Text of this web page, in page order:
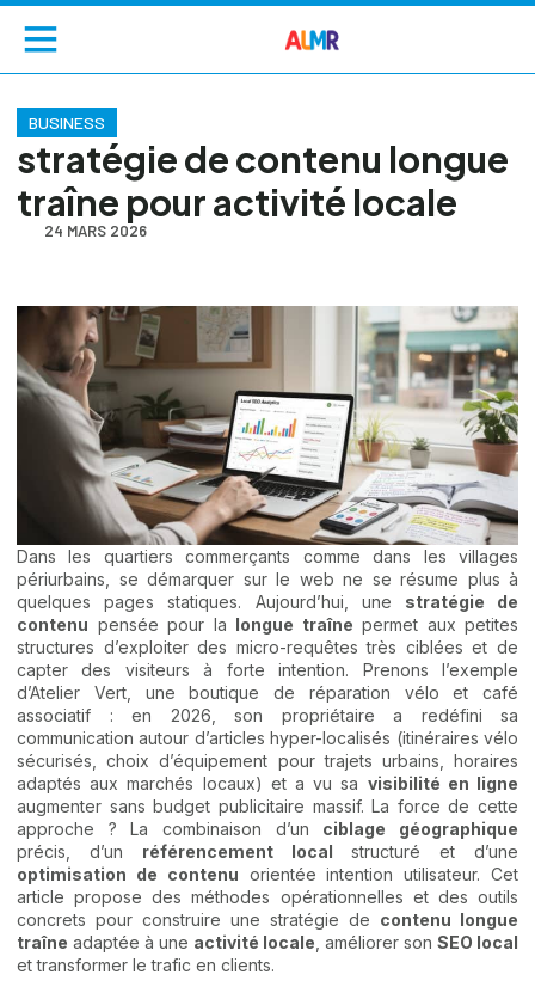
BUSINESS
stratégie de contenu longue
traîne pour activité locale
24 MARS 2026
Dans les quartiers commerçants comme dans les villages
périurbains, se démarquer sur le web ne se résume plus à
quelques pages statiques. Aujourd’hui, une stratégie de
contenu pensée pour la longue traîne permet aux petites
structures d’exploiter des micro-requêtes très ciblées et de
capter des visiteurs à forte intention. Prenons l’exemple
d’Atelier Vert, une boutique de réparation vélo et café
associatif : en 2026, son propriétaire a redéfini sa
communication autour d’articles hyper-localisés (itinéraires vélo
sécurisés, choix d’équipement pour trajets urbains, horaires
adaptés aux marchés locaux) et a vu sa visibilité en ligne
augmenter sans budget publicitaire massif. La force de cette
approche ? La combinaison d’un ciblage géographique
précis, d’un référencement local structuré et d’une
optimisation de contenu orientée intention utilisateur. Cet
article propose des méthodes opérationnelles et des outils
concrets pour construire une stratégie de contenu longue
traîne adaptée à une activité locale , améliorer son SEO local
et transformer le trafic en clients.